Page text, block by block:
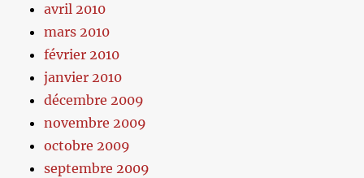
avril 2010
mars 2010
février 2010
janvier 2010
décembre 2009
novembre 2009
octobre 2009
septembre 2009